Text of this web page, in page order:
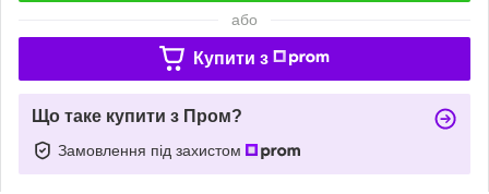
або
Купити з
Що таке купити з Пром?
Замовлення під захистом